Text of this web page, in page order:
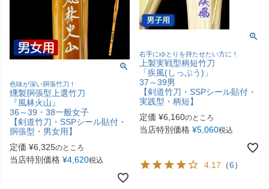
色味が深い胴張竹刀！
燻製胴張型上選竹刀
『風林火山』
36～39・38一般女子
【剣道竹刀・SSPシール貼付・
胴張型・男女用】
定価 ¥6,325のところ
当店特別価格 ¥4,620税込
右手にゆとりを持たせたい方に！
上製実戦型柄短竹刀
「疾風(しっぷう)」
37～39男
【剣道竹刀・SSPシール貼付・
実践型・柄短】
定価 ¥6,160のところ
当店特別価格 ¥5,060税込
4.17 （6）